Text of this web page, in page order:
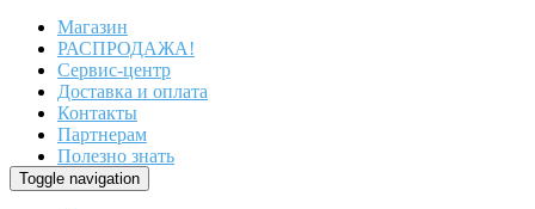
Магазин
РАСПРОДАЖА!
Сервис-центр
Доставка и оплата
Контакты
Партнерам
Полезно знать
Toggle navigation